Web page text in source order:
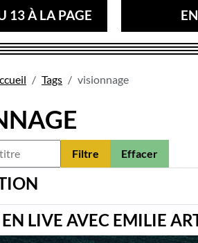
13 À LA PAGE
Tags visionnage
Filtre Effacer
LIVE AVEC EMILIE